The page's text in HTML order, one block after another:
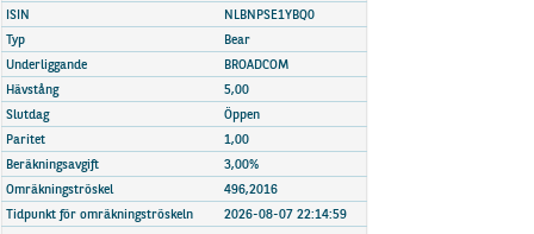
Marknadsöversikt
ISIN
NLBNPSE1YBQ0
Typ
Bear
Underliggande
BROADCOM
Hävstång
5,00
Slutdag
Öppen
Paritet
1,00
Beräkningsavgift
3,00%
Omräkningströskel
496,2016
Tidpunkt för omräkningströskeln
2026-08-07 22:14:59